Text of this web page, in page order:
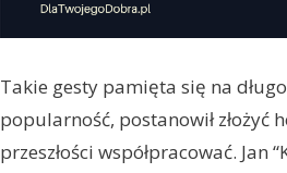
Takie gesty pamięta się na
popularność, postanowił złożyć
przeszłości współpracować. Jan